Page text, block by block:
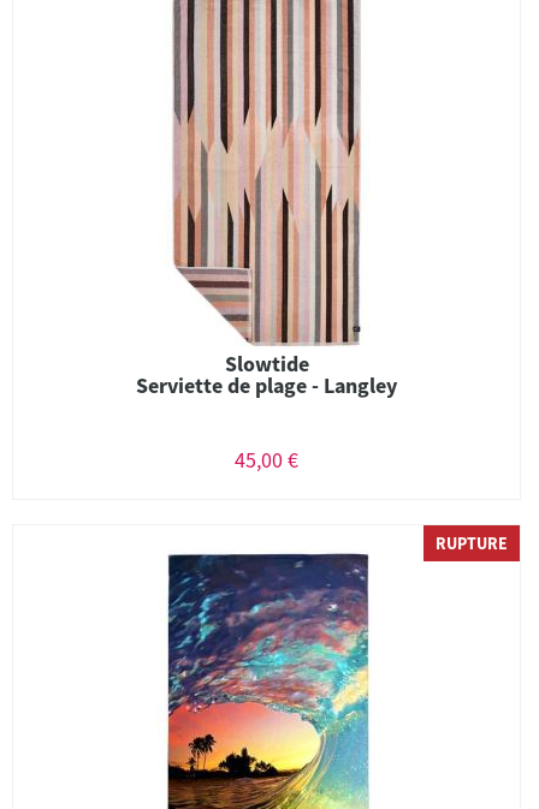
Slowtide
Serviette de plage - Langley
45,00 €
RUPTURE